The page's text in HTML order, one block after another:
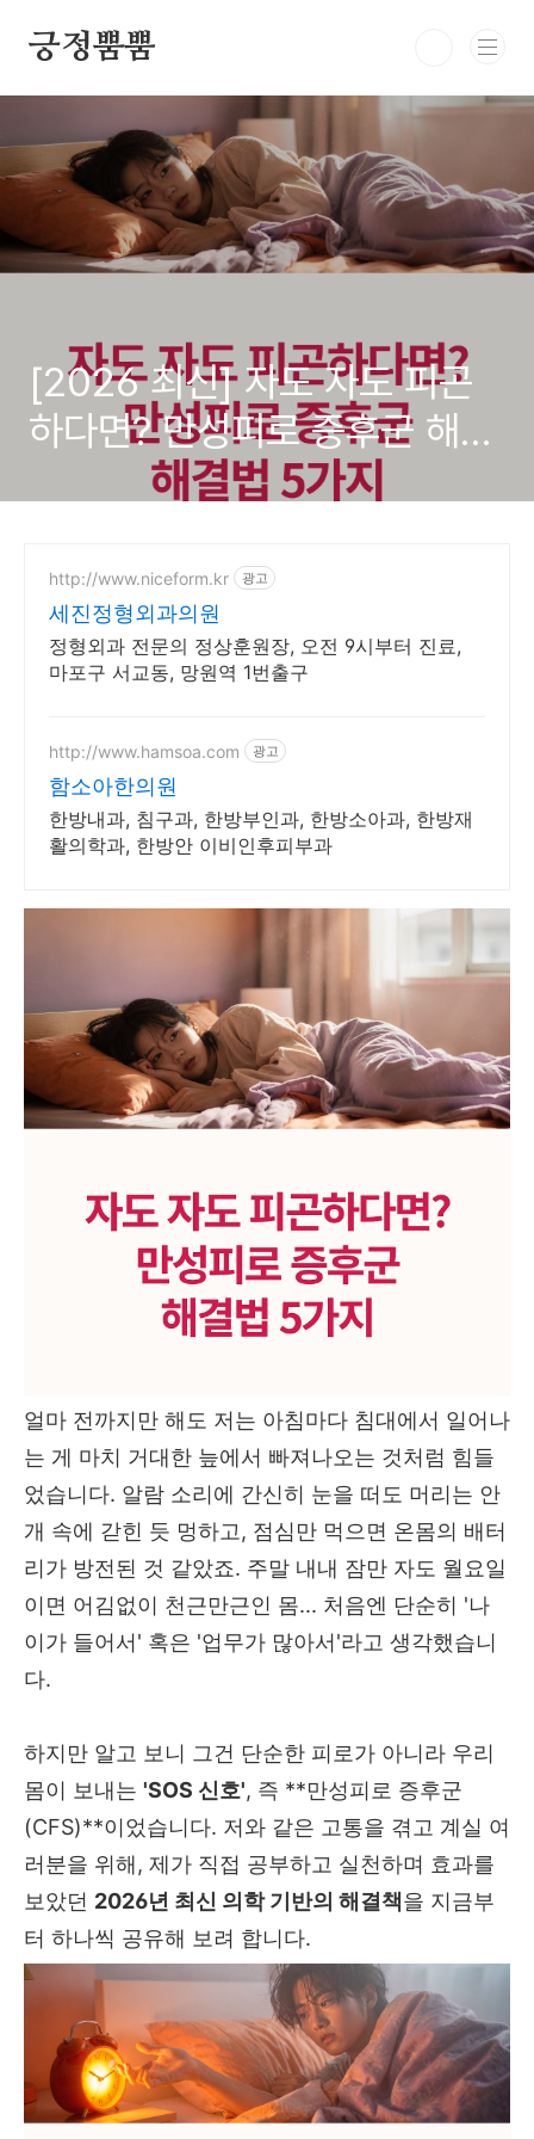
긍정뿜뿜
[2026 최신] 자도 자도 피곤
하다면? 만성피로 증후군 해결
법 5가지와 자가진단 (총정리)
http://www.niceform.kr 광고
세진정형외과의원
정형외과 전문의 정상훈원장, 오전 9시부터 진료,
마포구 서교동, 망원역 1번출구
http://www.hamsoa.com 광고
함소아한의원
한방내과, 침구과, 한방부인과, 한방소아과, 한방재
활의학과, 한방안 이비인후피부과
얼마 전까지만 해도 저는 아침마다 침대에서 일어나
는 게 마치 거대한 늪에서 빠져나오는 것처럼 힘들
었습니다. 알람 소리에 간신히 눈을 떠도 머리는 안
개 속에 갇힌 듯 멍하고, 점심만 먹으면 온몸의 배터
리가 방전된 것 같았죠. 주말 내내 잠만 자도 월요일
이면 어김없이 천근만근인 몸... 처음엔 단순히 '나
이가 들어서' 혹은 '업무가 많아서'라고 생각했습니
다.
하지만 알고 보니 그건 단순한 피로가 아니라 우리
몸이 보내는 'SOS 신호', 즉 **만성피로 증후군
(CFS)**이었습니다. 저와 같은 고통을 겪고 계실 여
러분을 위해, 제가 직접 공부하고 실천하며 효과를
보았던 2026년 최신 의학 기반의 해결책을 지금부
터 하나씩 공유해 보려 합니다.